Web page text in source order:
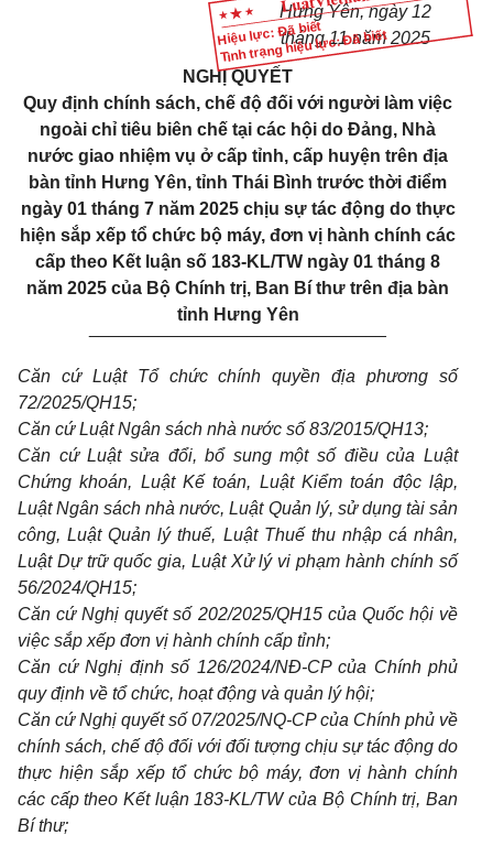
Hiệu lực: Đã biết
Tình trạng hiệu lực: Đã biết
Hưng Yên, ngày 12
tháng 11 năm 2025
NGHỊ QUYẾT
Quy định chính sách, chế độ đối với người làm việc
ngoài chỉ tiêu biên chế tại các hội do Đảng, Nhà
nước giao nhiệm vụ ở cấp tỉnh, cấp huyện trên địa
bàn tỉnh Hưng Yên, tỉnh Thái Bình trước thời điểm
ngày 01 tháng 7 năm 2025 chịu sự tác động do thực
hiện sắp xếp tổ chức bộ máy, đơn vị hành chính các
cấp theo Kết luận số 183-KL/TW ngày 01 tháng 8
năm 2025 của Bộ Chính trị, Ban Bí thư trên địa bàn
tỉnh Hưng Yên
______________________________
Căn cứ Luật Tổ chức chính quyền địa phương số
72/2025/QH15;
Căn cứ Luật Ngân sách nhà nước số 83/2015/QH13;
Căn cứ Luật sửa đổi, bổ sung một số điều của Luật
Chứng khoán, Luật Kế toán, Luật Kiểm toán độc lập,
Luật Ngân sách nhà nước, Luật Quản lý, sử dụng tài sản
công, Luật Quản lý thuế, Luật Thuế thu nhập cá nhân,
Luật Dự trữ quốc gia, Luật Xử lý vi phạm hành chính số
56/2024/QH15;
Căn cứ Nghị quyết số 202/2025/QH15 của Quốc hội về
việc sắp xếp đơn vị hành chính cấp tỉnh;
Căn cứ Nghị định số 126/2024/NĐ-CP của Chính phủ
quy định về tổ chức, hoạt động và quản lý hội;
Căn cứ Nghị quyết số 07/2025/NQ-CP của Chính phủ về
chính sách, chế độ đối với đối tượng chịu sự tác động do
thực hiện sắp xếp tổ chức bộ máy, đơn vị hành chính
các cấp theo Kết luận 183-KL/TW của Bộ Chính trị, Ban
Bí thư;